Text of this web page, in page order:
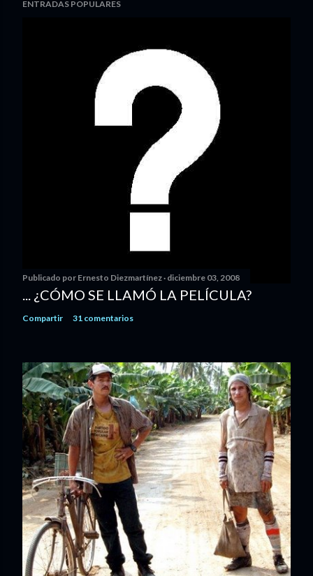
ENTRADAS POPULARES
Publicado por Ernesto Diezmartínez diciembre 03, 2008
... ¿CÓMO SE LLAMÓ LA PELÍCULA?
Compartir 31 comentarios